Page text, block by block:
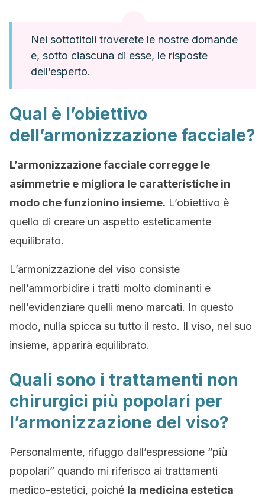
Nei sottotitoli troverete le nostre domande
e, sotto ciascuna di esse, le risposte
dell’esperto.
Qual è l’obiettivo
dell’armonizzazione facciale?
L’armonizzazione facciale corregge le
asimmetrie e migliora le caratteristiche in
modo che funzionino insieme. L’obiettivo è
quello di creare un aspetto esteticamente
equilibrato.
L’armonizzazione del viso consiste
nell’ammorbidire i tratti molto dominanti e
nell’evidenziare quelli meno marcati. In questo
modo, nulla spicca su tutto il resto. Il viso, nel suo
insieme, apparirà equilibrato.
Quali sono i trattamenti non
chirurgici più popolari per
l’armonizzazione del viso?
Personalmente, rifuggo dall’espressione “più
popolari” quando mi riferisco ai trattamenti
medico-estetici, poiché la medicina estetica